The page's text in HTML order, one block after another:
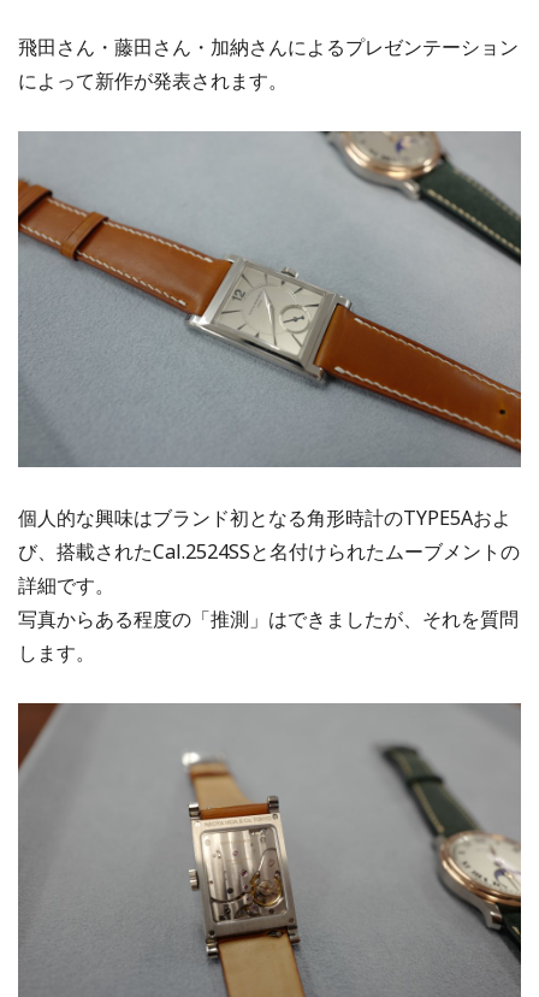
飛田さん・藤田さん・加納さんによるプレゼンテーション
によって新作が発表されます。
個人的な興味はブランド初となる角形時計のTYPE5Aおよ
び、搭載されたCal.2524SSと名付けられたムーブメントの
詳細です。
写真からある程度の「推測」はできましたが、それを質問
します。